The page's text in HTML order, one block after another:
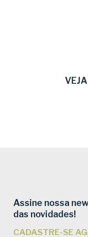
Assine nossa
das novidades!
CADASTRE-SE